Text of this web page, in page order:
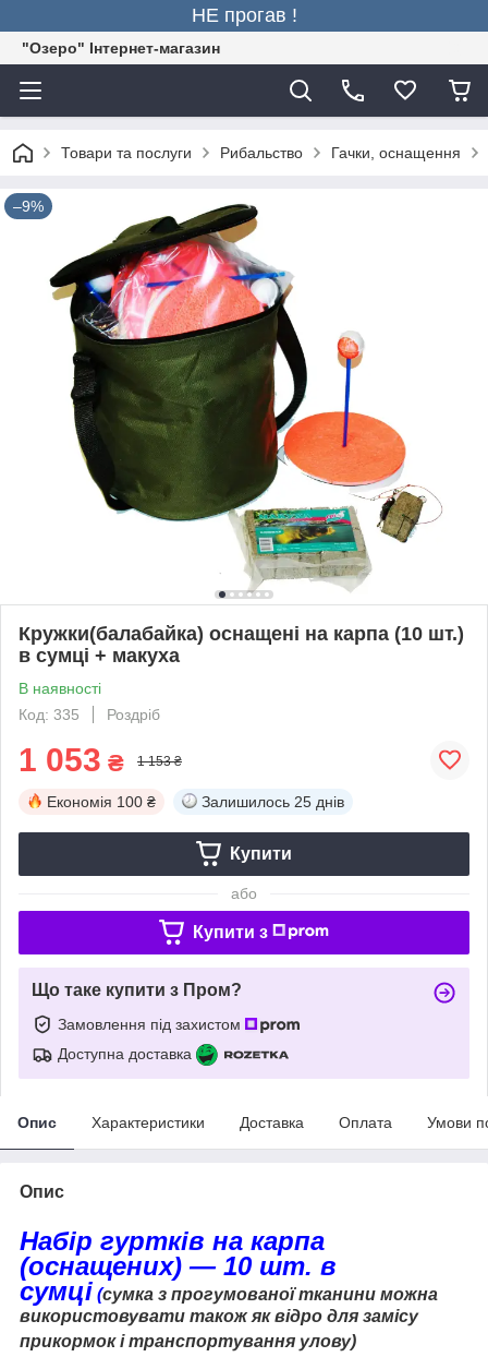
НЕ прогав !
"Озеро" Інтернет-магазин
Товари та послуги Рибальство Гачки, оснащення
–9%
Кружки(балабайка) оснащені на карпа (10 шт.)
в сумці + макуха
В наявності
Код: 335
Роздріб
1 053 ₴ 1 153 ₴
Економія 100 ₴ Залишилось 25 днів
Купити
або
Купити з
Що таке купити з Пром?
Замовлення під захистом
Доступна доставка
Опис Характеристики Доставка Оплата Умови
Опис
Набір гуртків на карпа
(оснащених) ― 10 шт. в
сумці (сумка з прогумованої тканини можна
використовувати також як відро для замісу
прикормок і транспортування улову)